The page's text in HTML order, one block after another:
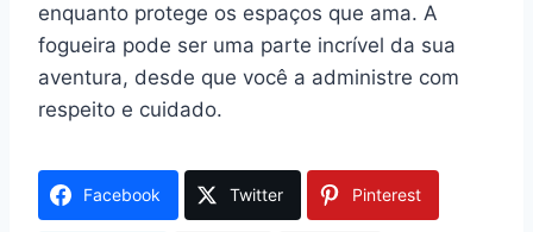
enquanto protege os espaços que ama. A
fogueira pode ser uma parte incrível da sua
aventura, desde que você a administre com
respeito e cuidado.
Facebook Twitter Pinterest